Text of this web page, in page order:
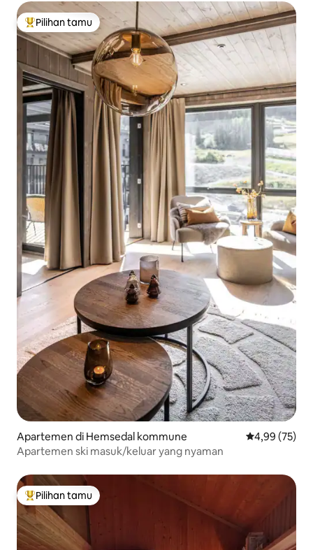
Pilihan tamu terpopuler
Pilihan tamu
Apartemen di Hemsedal kommune Nilai rata-rata
4,99 (75)
Apartemen ski masuk/keluar yang nyaman
Pilihan tamu terpopuler
Pilihan tamu